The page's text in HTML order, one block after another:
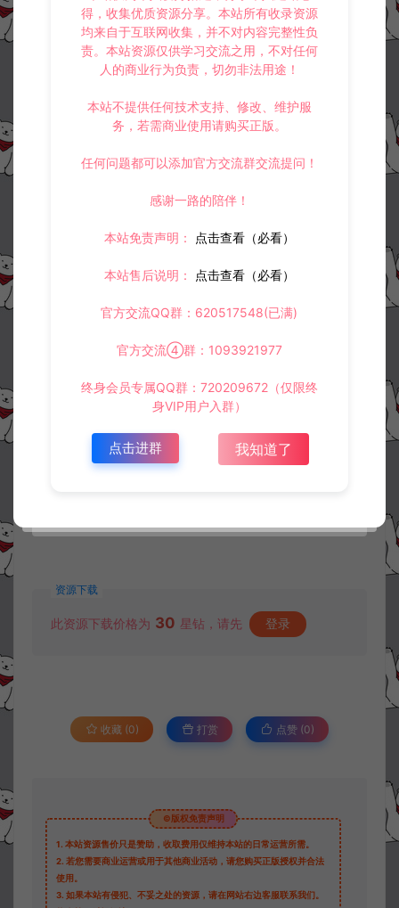
资源下载
此资源下载价格为 30 星钻，请先 登录
收藏 (0) 打赏 点赞 (0)
©版权免责声明
1. 本站资源售价只是赞助，收取费用仅维持本站的日常运营所需。
2. 若您需要商业运营或用于其他商业活动，请您购买正版授权并合法
使用。
3. 如果本站有侵犯、不妥之处的资源，请在网站右边客服联系我们。
得，收集优质资源分享。本站所有收录资源
均来自于互联网收集，并不对内容完整性负
责。本站资源仅供学习交流之用，不对任何
人的商业行为负责，切勿非法用途！
本站不提供任何技术支持、修改、维护服
务，若需商业使用请购买正版。
任何问题都可以添加官方交流群交流提问！
感谢一路的陪伴！
本站免责声明： 点击查看（必看）
本站售后说明： 点击查看（必看）
官方交流QQ群：620517548(已满)
官方交流④群：1093921977
终身会员专属QQ群：720209672（仅限终
身VIP用户入群）
点击进群 我知道了